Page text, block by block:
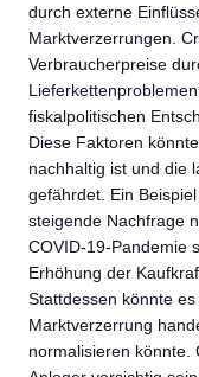
durch externe
Marktverzerrungen.
Verbraucherpreise
fiskalpolitischen
Diese Faktoren
nachhaltig ist und die
gefährdet. Ein
steigende Nachfrage
COVID-19-Pandemie
Erhöhung der
Stattdessen könnte
Marktverzerrung
normalisieren könnte.